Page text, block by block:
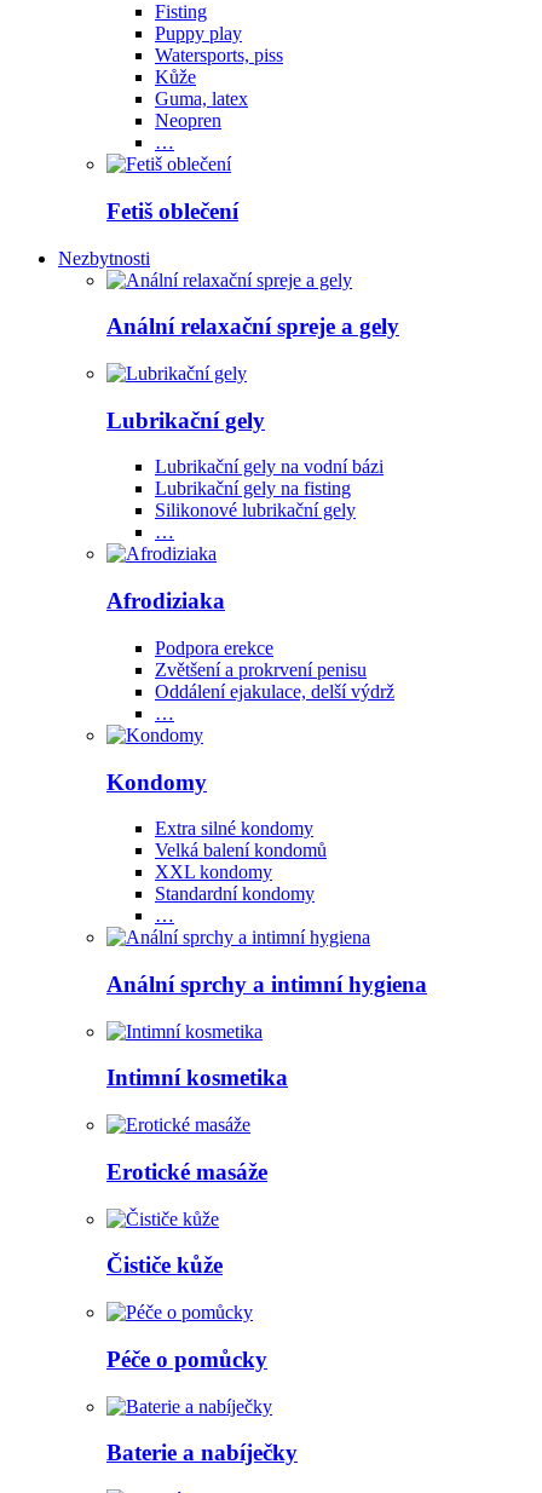
Fisting
Puppy play
Watersports, piss
Kůže
Guma, latex
Neopren
…
Fetiš oblečení
Nezbytnosti
Anální relaxační spreje a gely
Lubrikační gely
Lubrikační gely na vodní bázi
Lubrikační gely na fisting
Silikonové lubrikační gely
…
Afrodiziaka
Podpora erekce
Zvětšení a prokrvení penisu
Oddálení ejakulace, delší výdrž
…
Kondomy
Extra silné kondomy
Velká balení kondomů
XXL kondomy
Standardní kondomy
…
Anální sprchy a intimní hygiena
Intimní kosmetika
Erotické masáže
Čističe kůže
Péče o pomůcky
Baterie a nabíječky